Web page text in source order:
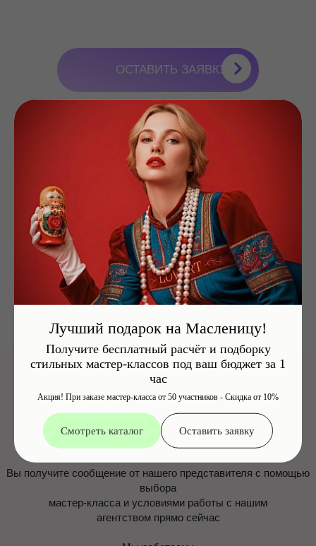
Как проходит мастер - класс
Что мы предоставляем
Форматы проведения
Что потребуется для проведения
ЗАКАЗАТЬ ЗВОНОК
Лучший подарок на Масленицу!
Получите бесплатный расчёт и подборку
стильных мастер-классов под ваш бюджет за 1
час
Акция! При заказе мастер-класса от 50 участников - Скидка от 10%
Смотреть каталог Оставить заявку